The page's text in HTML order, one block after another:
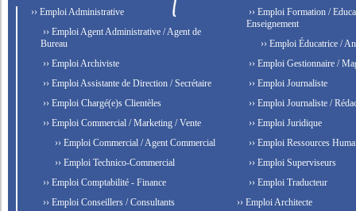
›› Emploi Administrative
›› Emploi Agent Administrative / Agent de
Bureau
›› Emploi Archiviste
›› Emploi Assistante de Direction / Secrétaire
›› Emploi Chargé(e)s Clientèles
›› Emploi Commercial / Marketing / Vente
›› Emploi Commercial / Agent Commercial
›› Emploi Technico-Commercial
›› Emploi Comptabilité - Finance
›› Emploi Conseillers / Consultants
›› Emploi Formation /
Enseignement
›› Emploi Éducatrice /
›› Emploi Gestionnaire /
›› Emploi Journaliste
›› Emploi Journaliste /
›› Emploi Juridique
›› Emploi Ressources
›› Emploi Superviseurs
›› Emploi Traducteur
›› Emploi Architecte